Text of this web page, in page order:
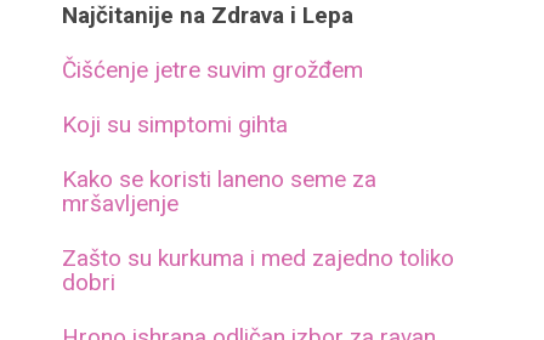
Najčitanije na Zdrava i Lepa
Čišćenje jetre suvim grožđem
Koji su simptomi gihta
Kako se koristi laneno seme za
mršavljenje
Zašto su kurkuma i med zajedno toliko
dobri